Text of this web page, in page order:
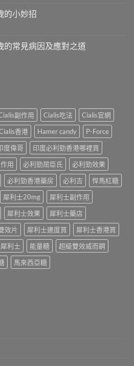
的小妙招
的常見病因及應對之道
副作用 Cialis吃法
Cialis官網
香港 Hamer candy
P-Force
度偉哥
印度必利勁香港哪裡買
用 必利勁屈臣氏
必利勁效果
必利勁香港藥房 必利吉
悍馬紅糖
犀利士20mg
犀利士副作用
犀利士效果
犀利士藥店
效片 犀利士邊度買
犀利士香港買
利士 能量糖
超級雙效威而鋼
馬來西亞糖